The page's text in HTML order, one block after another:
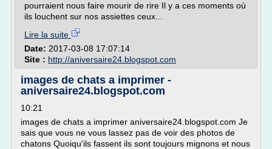
pourraient nous faire mourir de rire Il y a ces moments où
ils louchent sur nos assiettes ceux...
Lire la suite
Date: 2017-03-08 17:07:14
Site : http://aniversaire24.blogspot.com
images de chats a imprimer -
aniversaire24.blogspot.com
10:21
images de chats a imprimer aniversaire24.blogspot.com Je
sais que vous ne vous lassez pas de voir des photos de
chatons Quoiqu'ils fassent ils sont toujours mignons et nous